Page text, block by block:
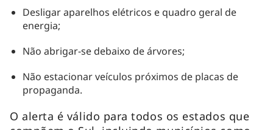
Desligar aparelhos elétricos e quadro geral de
energia;
Não abrigar-se debaixo de árvores;
Não estacionar veículos próximos de placas de
propaganda.
O alerta é válido para todos os estados que